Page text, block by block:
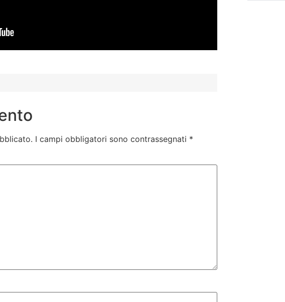
I campi obbligatori sono contrassegnati *